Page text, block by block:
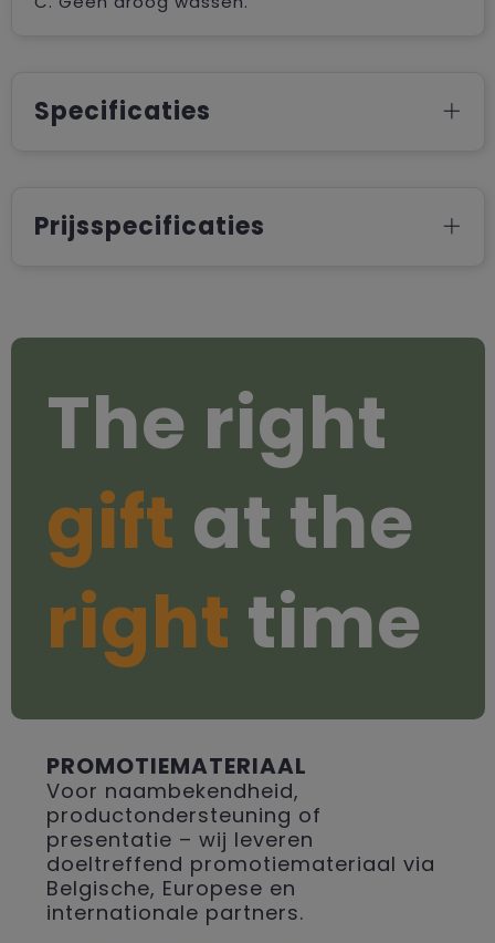
Specificaties
Prijsspecificaties
The right
gift at the
right time
PROMOTIEMATERIAAL
Voor naambekendheid,
productondersteuning of
presentatie – wij leveren
doeltreffend promotiemateriaal via
Belgische, Europese en
internationale partners.